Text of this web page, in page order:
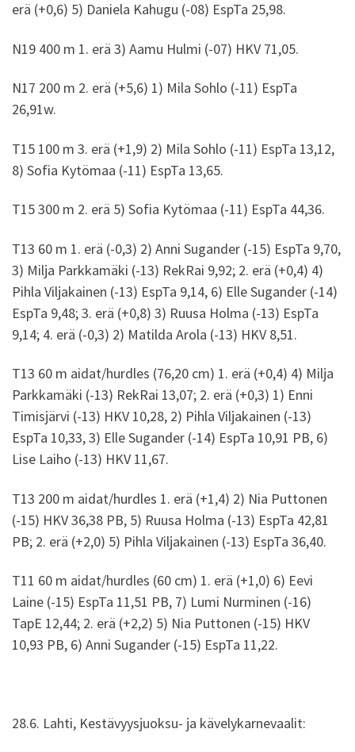
erä (+0,6) 5) Daniela Kahugu (-08) EspTa 25,98.
N19 400 m 1. erä 3) Aamu Hulmi (-07) HKV 71,05.
N17 200 m 2. erä (+5,6) 1) Mila Sohlo (-11) EspTa
26,91w.
T15 100 m 3. erä (+1,9) 2) Mila Sohlo (-11) EspTa 13,12,
8) Sofia Kytömaa (-11) EspTa 13,65.
T15 300 m 2. erä 5) Sofia Kytömaa (-11) EspTa 44,36.
T13 60 m 1. erä (-0,3) 2) Anni Sugander (-15) EspTa 9,70,
3) Milja Parkkamäki (-13) RekRai 9,92; 2. erä (+0,4) 4)
Pihla Viljakainen (-13) EspTa 9,14, 6) Elle Sugander (-14)
EspTa 9,48; 3. erä (+0,8) 3) Ruusa Holma (-13) EspTa
9,14; 4. erä (-0,3) 2) Matilda Arola (-13) HKV 8,51.
T13 60 m aidat/hurdles (76,20 cm) 1. erä (+0,4) 4) Milja
Parkkamäki (-13) RekRai 13,07; 2. erä (+0,3) 1) Enni
Timisjärvi (-13) HKV 10,28, 2) Pihla Viljakainen (-13)
EspTa 10,33, 3) Elle Sugander (-14) EspTa 10,91 PB, 6)
Lise Laiho (-13) HKV 11,67.
T13 200 m aidat/hurdles 1. erä (+1,4) 2) Nia Puttonen
(-15) HKV 36,38 PB, 5) Ruusa Holma (-13) EspTa 42,81
PB; 2. erä (+2,0) 5) Pihla Viljakainen (-13) EspTa 36,40.
T11 60 m aidat/hurdles (60 cm) 1. erä (+1,0) 6) Eevi
Laine (-15) EspTa 11,51 PB, 7) Lumi Nurminen (-16)
TapE 12,44; 2. erä (+2,2) 5) Nia Puttonen (-15) HKV
10,93 PB, 6) Anni Sugander (-15) EspTa 11,22.
28.6. Lahti, Kestävyysjuoksu- ja kävelykarnevaalit: